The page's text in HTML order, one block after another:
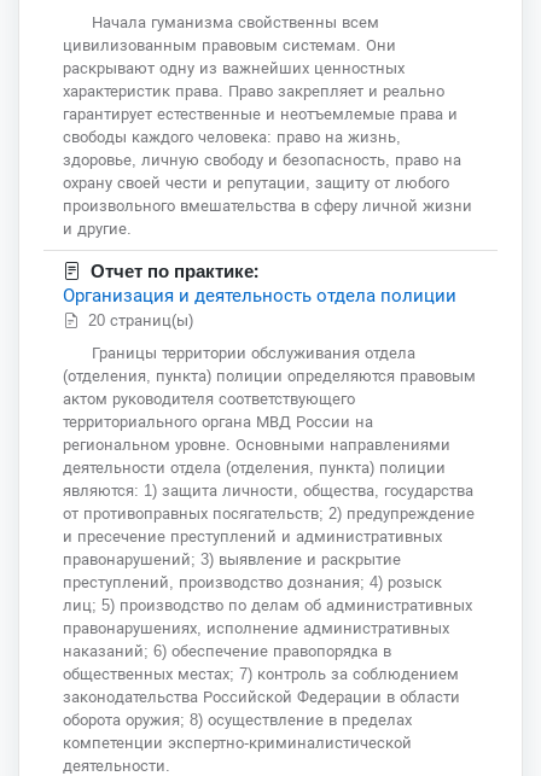
Начала гуманизма свойственны всем
цивилизованным правовым системам. Они
раскрывают одну из важнейших ценностных
характеристик права. Право закрепляет и реально
гарантирует естественные и неотъемлемые права и
свободы каждого человека: право на жизнь,
здоровье, личную свободу и безопасность, право на
охрану своей чести и репутации, защиту от любого
произвольного вмешательства в сферу личной жизни
и другие.
Отчет по практике:
Организация и деятельность отдела полиции
20 страниц(ы)
Границы территории обслуживания отдела
(отделения, пункта) полиции определяются правовым
актом руководителя соответствующего
территориального органа МВД России на
региональном уровне. Основными направлениями
деятельности отдела (отделения, пункта) полиции
являются: 1) защита личности, общества, государства
от противоправных посягательств; 2) предупреждение
и пресечение преступлений и административных
правонарушений; 3) выявление и раскрытие
преступлений, производство дознания; 4) розыск
лиц; 5) производство по делам об административных
правонарушениях, исполнение административных
наказаний; 6) обеспечение правопорядка в
общественных местах; 7) контроль за соблюдением
законодательства Российской Федерации в области
оборота оружия; 8) осуществление в пределах
компетенции экспертно-криминалистической
деятельности.